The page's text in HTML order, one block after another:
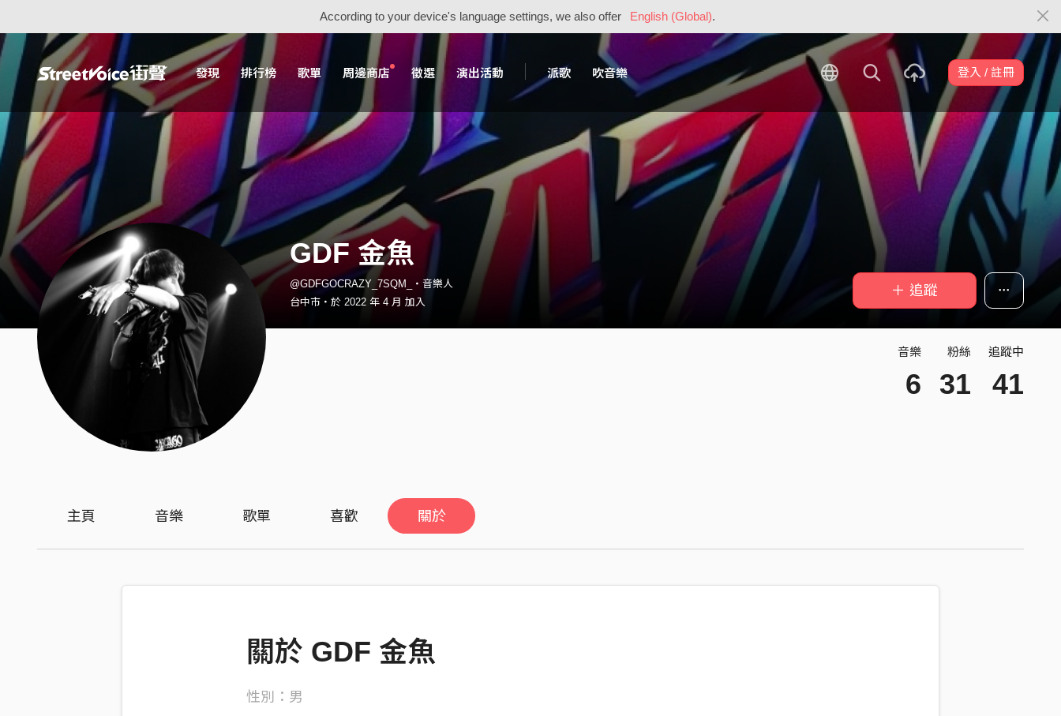
According to your device's language settings, we also offer English (Global).
發現 排行榜 歌單 周邊商店 徵選 演出活動 派歌 吹音樂 登入 / 註冊
GDF 金魚
@GDFGOCRAZY_7SQM_・音樂人
台中市・於 2022 年 4 月 加入
＋ 追蹤
音樂
6
粉絲
31
追蹤中
41
主頁 音樂 歌單 喜歡 關於
關於 GDF 金魚
性別：男